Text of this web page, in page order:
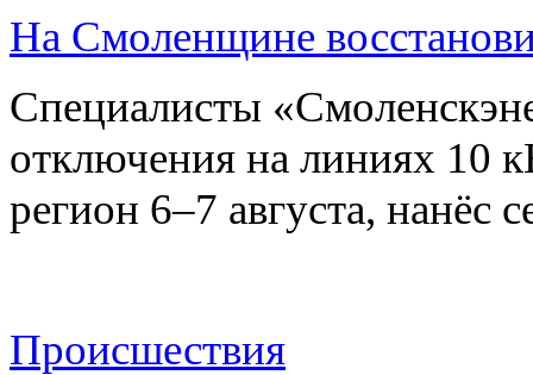
На Смоленщине
Специалисты
отключения на линиях 10
регион 6–7 августа,
Происшествия